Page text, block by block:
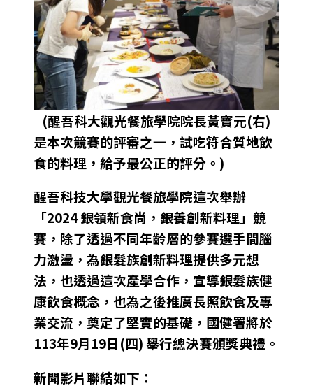
(醒吾科大觀光餐旅學院院長黃寶元(右)
是本次競賽的評審之一，試吃符合質地飲
食的料理，給予最公正的評分。)
醒吾科技大學觀光餐旅學院這次舉辦
「2024 銀領新食尚，銀養創新料理」競
賽，除了透過不同年齡層的參賽選手間腦
力激盪，為銀髮族創新料理提供多元想
法，也透過這次產學合作，宣導銀髮族健
康飲食概念，也為之後推廣長照飲食及專
業交流，奠定了堅實的基礎，國健署將於
113年9月19日(四) 舉行總決賽頒獎典禮。
新聞影片聯結如下：